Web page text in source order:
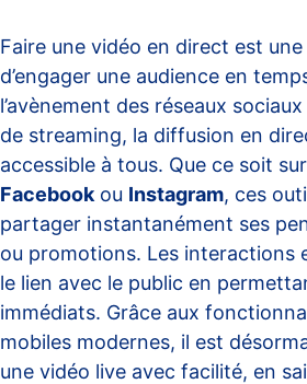
Faire une vidéo en direct est
d’engager une audience en
l’avènement des réseaux
de streaming, la diffusion en
accessible à tous. Que ce soit sur
Facebook ou Instagram, ces
partager instantanément ses
ou promotions. Les interactions
le lien avec le public en
immédiats. Grâce aux
mobiles modernes, il est
une vidéo live avec facilité, en